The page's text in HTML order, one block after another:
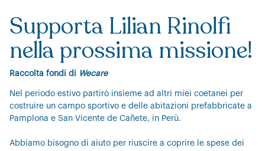
Supporta Lilian Rinolfi
nella prossima missione!
Raccolta fondi di Wecare
Nel periodo estivo partirò insieme ad altri miei coetanei per
costruire un campo sportivo e delle abitazioni prefabbricate a
Pamplona e San Vicente de Cañete, in Perù.
Abbiamo bisogno di aiuto per riuscire a coprire le spese dei